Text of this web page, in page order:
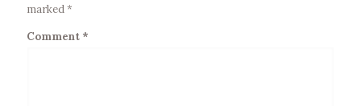
marked*
Comment *